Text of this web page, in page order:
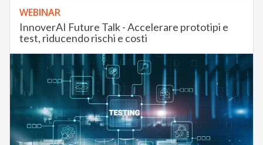
WEBINAR
InnoverAI Future Talk - Accelerare prototipi e
test, riducendo rischi e costi